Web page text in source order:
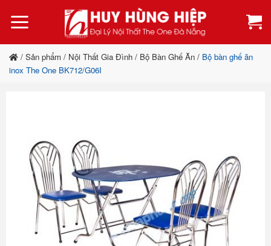
qua
dung
/ Sản phẩm / Nội Thất Gia Đình / Bộ Bàn Ghế Ăn / Bộ bàn ghế ăn
inox The One BK712/G06I